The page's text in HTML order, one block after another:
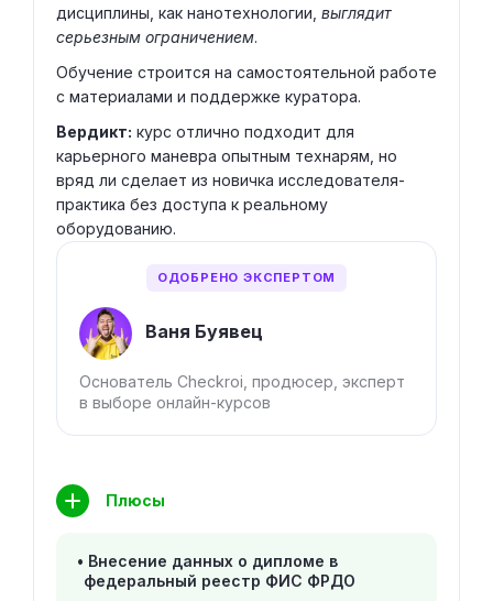
дисциплины, как нанотехнологии, выглядит
серьезным ограничением.
Обучение строится на самостоятельной работе
с материалами и поддержке куратора.
Вердикт: курс отлично подходит для
карьерного маневра опытным технарям, но
вряд ли сделает из новичка исследователя-
практика без доступа к реальному
оборудованию.
ОДОБРЕНО ЭКСПЕРТОМ
Ваня Буявец
Основатель Checkroi, продюсер, эксперт
в выборе онлайн-курсов
Плюсы
Внесение данных о дипломе в
федеральный реестр ФИС ФРДО